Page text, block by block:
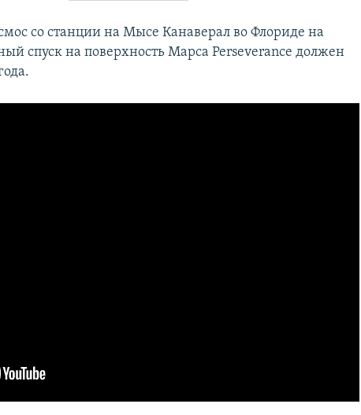
со станции на Мысе Канаверал во Флориде на
спуск на поверхность Марса Perseverance должен